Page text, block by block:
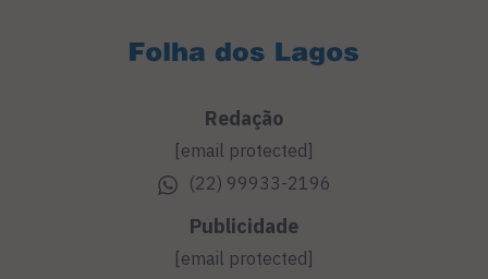
Redação
[email protected]
(22) 99933-2196
Publicidade
[email protected]